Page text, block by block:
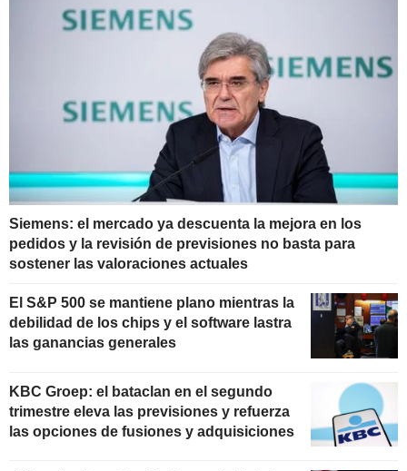
Siemens: el mercado ya descuenta la mejora en los
pedidos y la revisión de previsiones no basta para
sostener las valoraciones actuales
El S&P 500 se mantiene plano mientras la
debilidad de los chips y el software lastra
las ganancias generales
KBC Groep: el bataclan en el segundo
trimestre eleva las previsiones y refuerza
las opciones de fusiones y adquisiciones